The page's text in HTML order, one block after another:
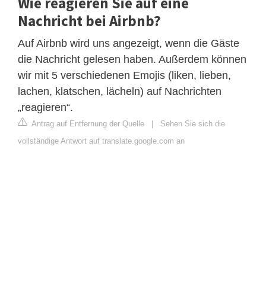
Nachricht bei Airbnb?
Auf Airbnb wird uns angezeigt, wenn die Gäste
die Nachricht gelesen haben. Außerdem können
wir mit 5 verschiedenen Emojis (liken, lieben,
lachen, klatschen, lächeln) auf Nachrichten
„reagieren“.
Antrag auf Entfernung der Quelle | Sehen Sie sich die
vollständige Antwort auf translate.google.com an